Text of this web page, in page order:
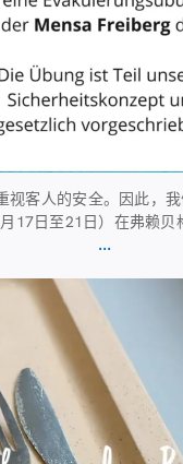
视客人的安全。因此，
月17日至21日）在弗赖贝
...
7月23日
224